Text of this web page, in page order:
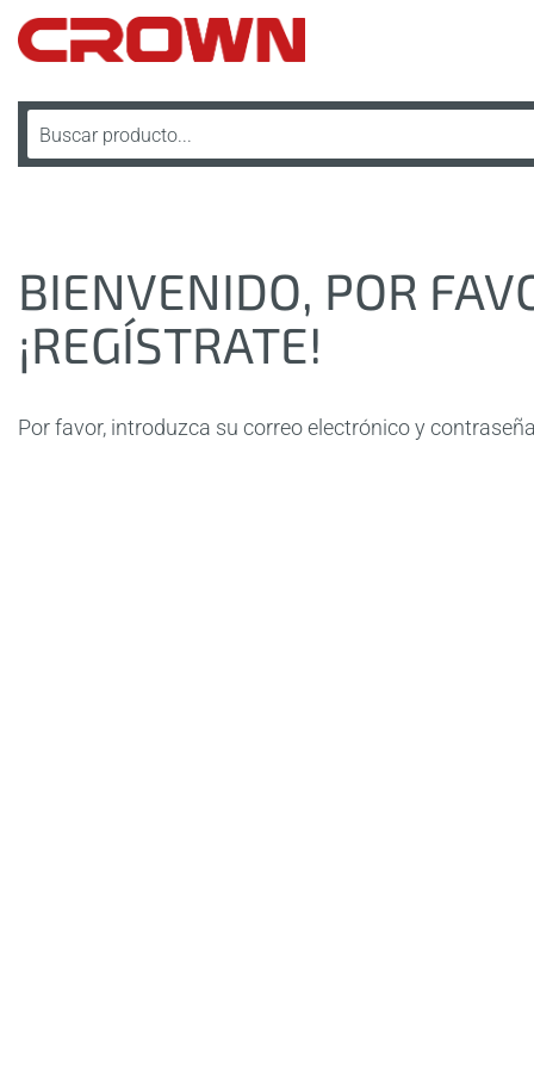
BIENVENIDO, POR
¡REGÍSTRATE!
Por favor, introduzca su correo electrónico y